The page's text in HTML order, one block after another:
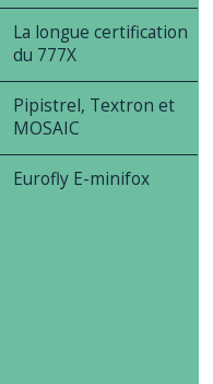
La longue certification
du 777X
Pipistrel, Textron et
MOSAIC
Eurofly E-minifox